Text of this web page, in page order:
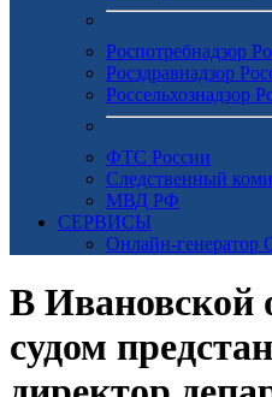
Роспотребнадзор
Росздравнадзор
Россельхознадзор
ФТС России
Следственный
МВД РФ
СЕРВИСЫ
Онлайн-генератор
В Ивановской
судом